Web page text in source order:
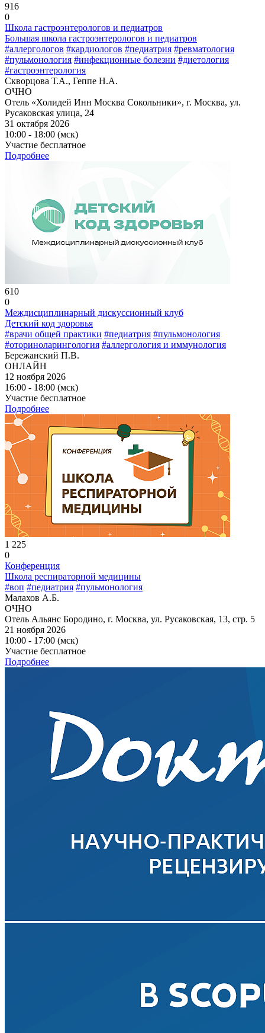
916
0
Школа гастроэнтерологов и педиатров
Большая школа гастроэнтерологов и педиатров
#аллергологов #кардиологов #педиатрия #ревматология
#пульмонология #инфекционные болезни #диетология
#гастроэнтерология
Скворцова Т.А., Геппе Н.А.
ОЧНО
Отель «Холидей Инн Москва Сокольники», г. Москва, ул.
Русаковская улица, 24
31 октября 2026
10:00 - 18:00 (мск)
Участие бесплатное
Подробнее
610
0
Междисциплинарный дискуссионный клуб
Детский код здоровья
#врачи общей практики #педиатрия #пульмонология
#оториноларингология #аллергология и иммунология
Бережанский П.В.
ОНЛАЙН
12 ноября 2026
16:00 - 18:00 (мск)
Участие бесплатное
Подробнее
1 225
0
Конференция
Школа респираторной медицины
#воп #педиатрия #пульмонология
Малахов А.Б.
ОЧНО
Отель Альянс Бородино, г. Москва, ул. Русаковская, 13, стр. 5
21 ноября 2026
10:00 - 17:00 (мск)
Участие бесплатное
Подробнее